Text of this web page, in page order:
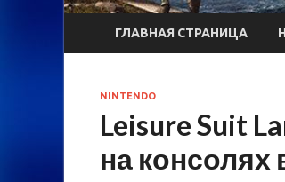
ГЛАВНАЯ СТРАНИЦА
NINTENDO
Leisure Suit
на консолях